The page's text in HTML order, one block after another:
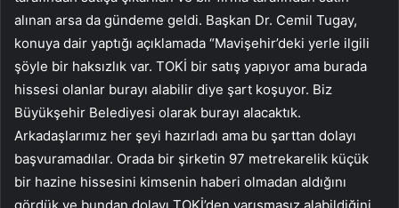
alınan arsa da gündeme geldi. Başkan Dr. Cemil Tugay,
konuya dair yaptığı açıklamada “Mavişehir’deki yerle ilgili
şöyle bir haksızlık var. TOKİ bir satış yapıyor ama burada
hissesi olanlar burayı alabilir diye şart koşuyor. Biz
Büyükşehir Belediyesi olarak burayı alacaktık.
Arkadaşlarımız her şeyi hazırladı ama bu şarttan dolayı
başvuramadılar. Orada bir şirketin 97 metrekarelik küçük
bir hazine hissesini kimsenin haberi olmadan aldığını